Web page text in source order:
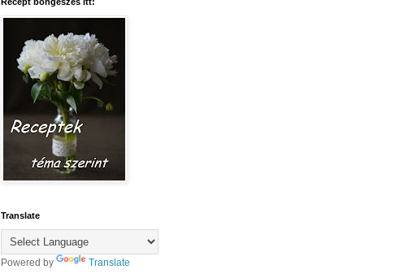
Recept böngészés itt:
Translate
Powered by Translate